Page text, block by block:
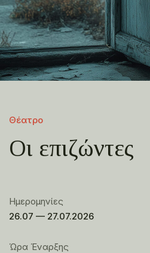
Θέατρο
Οι επιζώντες
Ημερομηνίες
26.07 — 27.07.2026
Ώρα Έναρξης